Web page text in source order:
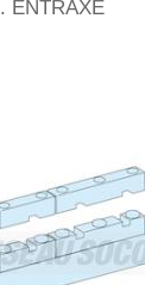
ENTRAXE